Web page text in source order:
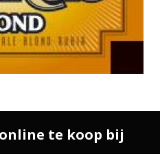
te koop bij